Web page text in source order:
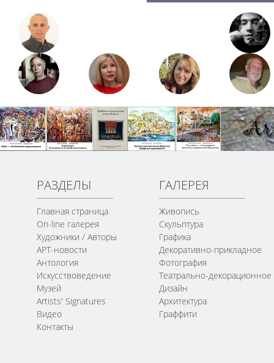
РАЗДЕЛЫ
Главная страница
On-line галерея
Художники / Авторы
АРТ-новости
Антология
Искусствоведение
Музей
Artists' Signatures
Видео
Контакты
ГАЛЕРЕЯ
Живопись
Скульптура
Графика
Декоративно-прикладное
Фотография
Театрально-декорационное
Дизайн
Архитектура
Граффити